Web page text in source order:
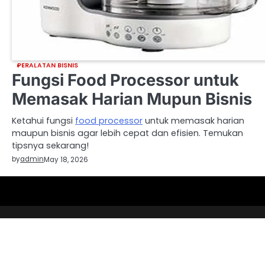
PERALATAN BISNIS
Fungsi Food Processor untuk
Memasak Harian Mupun Bisnis
Ketahui fungsi food processor untuk memasak harian
maupun bisnis agar lebih cepat dan efisien. Temukan
tipsnya sekarang!
byadminMay 18, 2026